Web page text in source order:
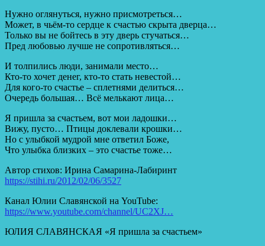
Нужно оглянуться, нужно присмотреться…
Может, в чьём-то сердце к счастью скрыта дверца…
Только вы не бойтесь в эту дверь стучаться…
Пред любовью лучше не сопротивляться…
И толпились люди, занимали место…
Кто-то хочет денег, кто-то стать невестой…
Для кого-то счастье – сплетнями делиться…
Очередь большая… Всё мелькают лица…
Я пришла за счастьем, вот мои ладошки…
Вижу, пусто… Птицы доклевали крошки…
Но с улыбкой мудрой мне ответил Боже,
Что улыбка близких – это счастье тоже…
Автор стихов: Ирина Самарина-Лабиринт
https://stihi.ru/2012/02/06/3527
Канал Юлии Славянской на YouTube:
https://www.youtube.com/channel/UC2XJ…
ЮЛИЯ СЛАВЯНСКАЯ «Я пришла за счастьем»